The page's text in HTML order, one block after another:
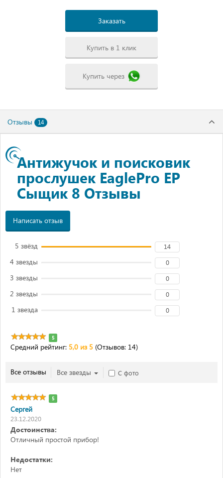
Заказать
Купить в 1 клик
Купить через
Отзывы 14
Антижучок и поисковик
прослушек EaglePro EP
Сыщик 8 Отзывы
Написать отзыв
5 звёзд 14
4 звезды 0
3 звезды 0
2 звезды 0
1 звезда 0
5
Средний рейтинг: 5,0 из 5 (Отзывов: 14)
Все отзывы Все звезды С фото
5
Сергей
23.12.2020
Достоинства:
Отличный простой прибор!
Недостатки:
Нет